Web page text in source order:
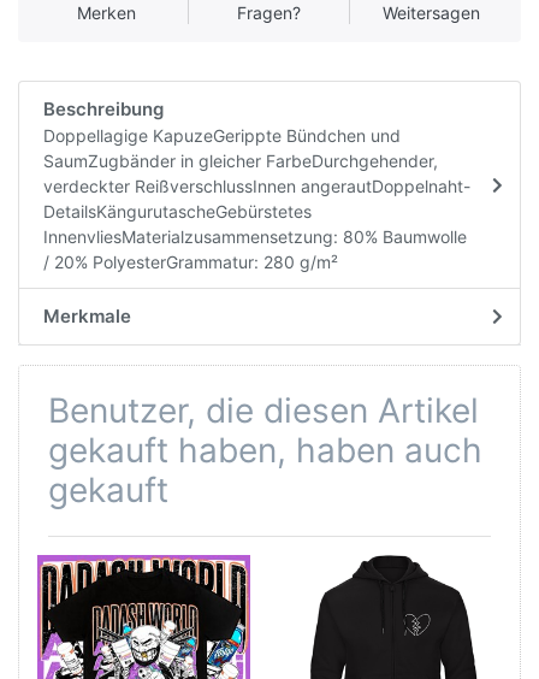
Merken Fragen? Weitersagen
Beschreibung
Doppellagige KapuzeGerippte Bündchen und
SaumZugbänder in gleicher FarbeDurchgehender,
verdeckter ReißverschlussInnen angerautDoppelnaht-
DetailsKängurutascheGebürstetes
InnenvliesMaterialzusammensetzung: 80% Baumwolle
/ 20% PolyesterGrammatur: 280 g/m²
Merkmale
Benutzer, die diesen Artikel
gekauft haben, haben auch
gekauft